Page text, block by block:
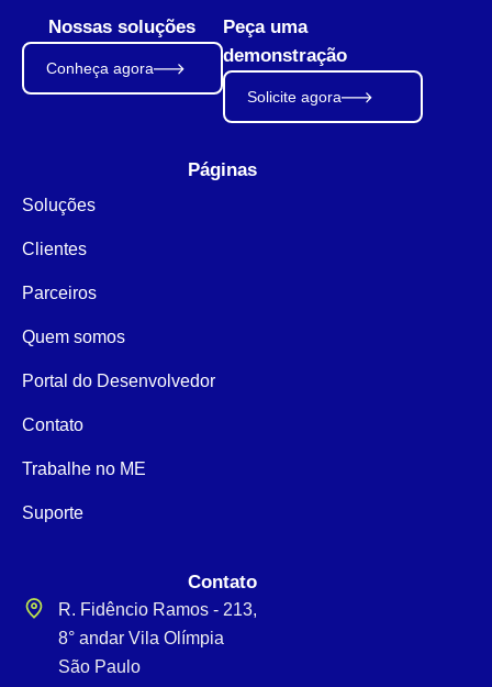
Nossas soluções
Conheça agora
Peça uma
demonstração
Solicite agora
Páginas
Soluções
Clientes
Parceiros
Quem somos
Portal do Desenvolvedor
Contato
Trabalhe no ME
Suporte
Contato
R. Fidêncio Ramos - 213,
8° andar Vila Olímpia
São Paulo